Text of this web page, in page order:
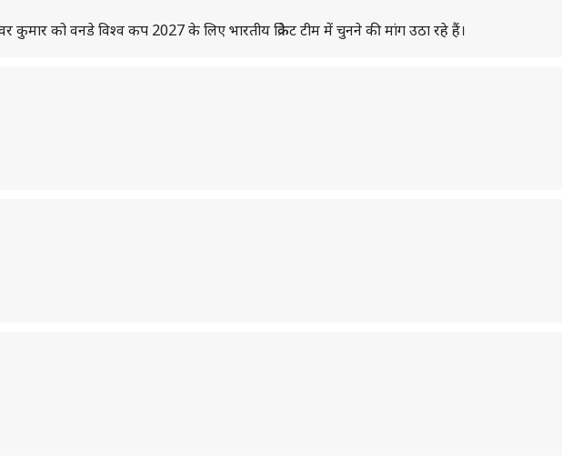
को वनडे विश्व कप 2027 के लिए भारतीय क्रिकेट टीम में चुनने की मांग उठा रहे हैं।